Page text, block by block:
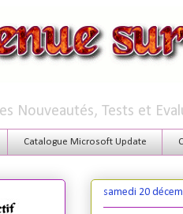
Nouveautés, Tests et
Catalogue Microsoft Update
samedi 20